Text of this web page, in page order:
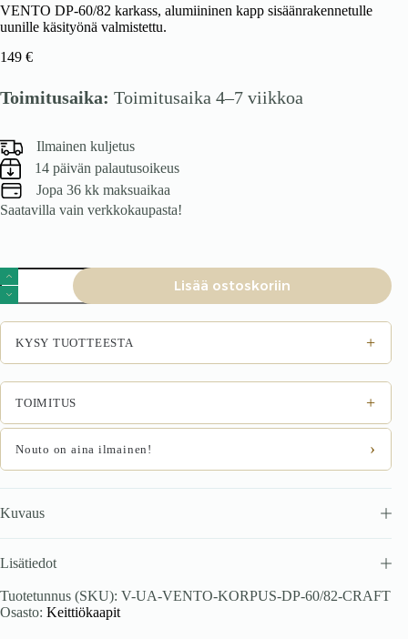
VENTO DP-60/82 karkass, alumiininen kapp sisäänrakennetulle
uunille käsityönä valmistettu.
149 €
Toimitusaika: Toimitusaika 4–7 viikkoa
Ilmainen kuljetus
14 päivän palautusoikeus
Jopa 36 kk maksuaikaa
Saatavilla vain verkkokaupasta!
VENTO
DP-
60/82
karkass,
alumiininen
kapp
sisäänrakennetulle
uunille
käsityönä
määrä
Lisää ostoskoriin
KYSY TUOTTEESTA +
TOIMITUS +
Nouto on aina ilmainen! ›
Kuvaus
Lisätiedot
Tuotetunnus (SKU): V-UA-VENTO-KORPUS-DP-60/82-CRAFT
Osasto: Keittiökaapit